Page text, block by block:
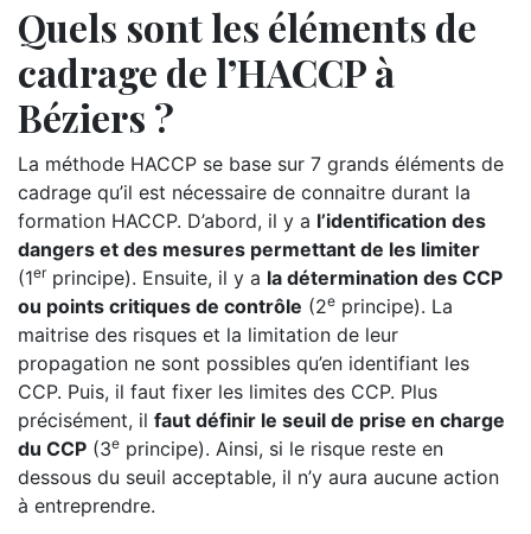
Quels sont les éléments de
cadrage de l’HACCP à
Béziers ?
La méthode HACCP se base sur 7 grands éléments de
cadrage qu’il est nécessaire de connaitre durant la
formation HACCP. D’abord, il y a l’identification des
dangers et des mesures permettant de les limiter
(1erprincipe). Ensuite, il y a la détermination des CCP
ou points critiques de contrôle (2e principe). La
maitrise des risques et la limitation de leur
propagation ne sont possibles qu’en identifiant les
CCP. Puis, il faut fixer les limites des CCP. Plus
précisément, il faut définir le seuil de prise en charge
du CCP (3e principe). Ainsi, si le risque reste en
dessous du seuil acceptable, il n’y aura aucune action
à entreprendre.